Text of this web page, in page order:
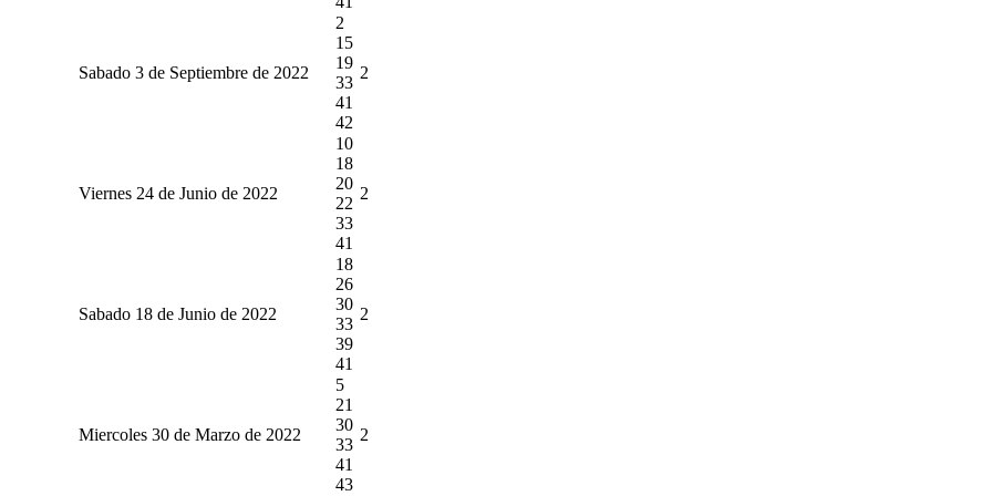
Sabado 3 de Septiembre de 2022
2
15
19
33
41
42
2
Viernes 24 de Junio de 2022
10
18
20
22
33
41
2
Sabado 18 de Junio de 2022
18
26
30
33
39
41
2
Miercoles 30 de Marzo de 2022
5
21
30
33
41
43
2